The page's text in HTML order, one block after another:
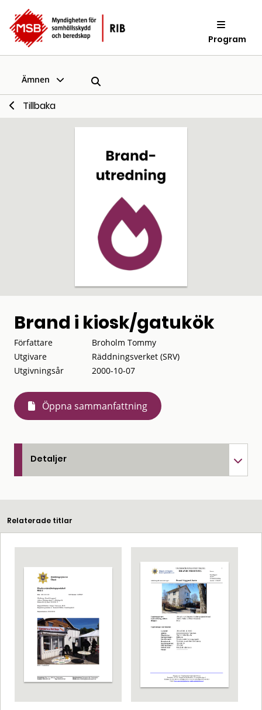
Program
Ämnen
Tillbaka
Brand i kiosk/gatukök
Författare
Broholm Tommy
Utgivare
Räddningsverket (SRV)
Utgivningsår
2000-10-07
Öppna sammanfattning
Detaljer
Relaterade titlar